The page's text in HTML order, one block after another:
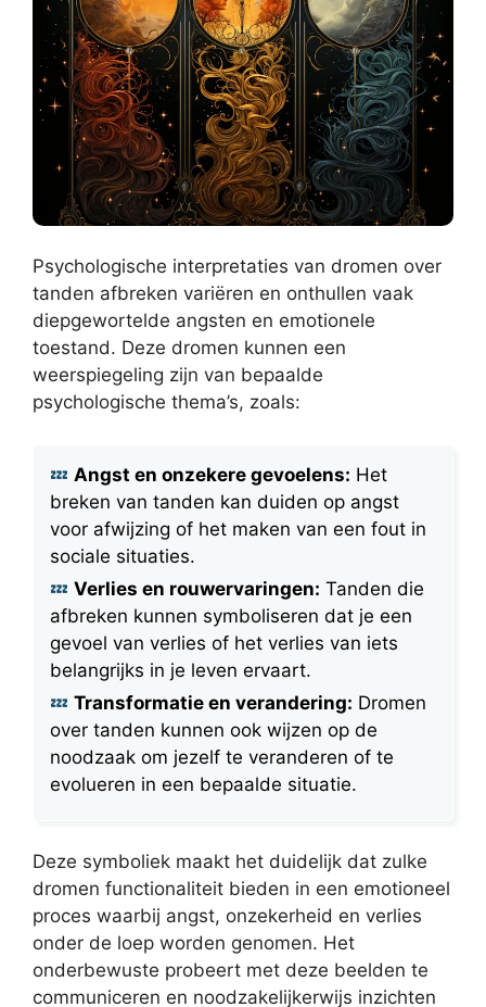
Psychologische interpretaties van dromen over
tanden afbreken variëren en onthullen vaak
diepgewortelde angsten en emotionele
toestand. Deze dromen kunnen een
weerspiegeling zijn van bepaalde
psychologische thema’s, zoals:
Angst en onzekere gevoelens: Het
breken van tanden kan duiden op angst
voor afwijzing of het maken van een fout in
sociale situaties.
Verlies en rouwervaringen: Tanden die
afbreken kunnen symboliseren dat je een
gevoel van verlies of het verlies van iets
belangrijks in je leven ervaart.
Transformatie en verandering: Dromen
over tanden kunnen ook wijzen op de
noodzaak om jezelf te veranderen of te
evolueren in een bepaalde situatie.
Deze symboliek maakt het duidelijk dat zulke
dromen functionaliteit bieden in een emotioneel
proces waarbij angst, onzekerheid en verlies
onder de loep worden genomen. Het
onderbewuste probeert met deze beelden te
communiceren en noodzakelijkerwijs inzichten